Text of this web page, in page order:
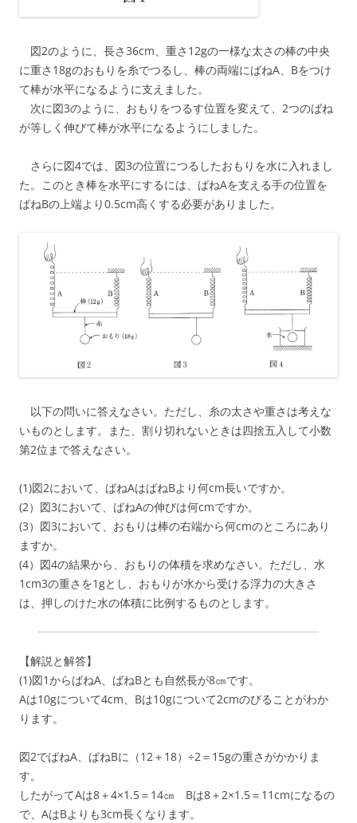
図2のように、長さ36cm、重さ12gの一様な太さの棒の中央
に重さ18gのおもりを糸でつるし、棒の両端にばねA、Bをつけ
て棒が水平になるように支えました。
次に図3のように、おもりをつるす位置を変えて、2つのばね
が等しく伸びて棒が水平になるようにしました。
さらに図4では、図3の位置につるしたおもりを水に入れまし
た。このとき棒を水平にするには、ばねAを支える手の位置を
ばねBの上端より0.5cm高くする必要がありました。
以下の問いに答えなさい。ただし、糸の太さや重さは考えな
いものとします。また、割り切れないときは四捨五入して小数
第2位まで答えなさい。
(1)図2において、ばねAはばねBより何cm長いですか。
(2）図3において、ばねAの伸びは何cmですか。
(3）図3において、おもりは棒の右端から何cmのところにあり
ますか。
(4）図4の結果から、おもりの体積を求めなさい。ただし、水
1cm3の重さを1gとし、おもりが水から受ける浮力の大きさ
は、押しのけた水の体積に比例するものとします。
【解説と解答】
(1)図1からばねA、ばねBとも自然長が8㎝です。
Aは10gについて4cm、Bは10gについて2cmのびることがわか
ります。
図2でばねA、ばねBに（12＋18）÷2＝15gの重さがかかりま
す。
したがってAは8＋4×1.5＝14㎝ Bは8＋2×1.5＝11cmになるの
で、AはBよりも3cm長くなります。